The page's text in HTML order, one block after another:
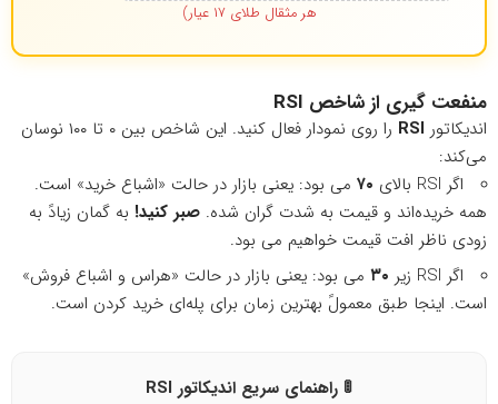
هر مثقال طلای ۱۷ عیار)
منفعت گیری از شاخص
اندیکاتور RSI
را روی نمودار فعال کنید. این شاخص بین ۰ تا ۱۰۰ نوسان
می‌کند:
اگر RSI بالای
۷۰ می بود: یعنی بازار در حالت «اشباع خرید» است.
همه خریده‌اند و قیمت به شدت گران شده. صبر کنید! به گمان زیادً به
زودی ناظر افت قیمت خواهیم می بود.
اگر RSI زیر
۳۰ می بود: یعنی بازار در حالت «هراس و اشباع فروش»
است. اینجا طبق معمولً بهترین زمان برای پله‌ای خرید کردن است.
🚦 راهنمای سریع اندیکاتور RSI